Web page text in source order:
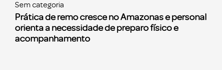
Sem categoria
Prática de remo cresce no Amazonas e personal
orienta a necessidade de preparo físico e
acompanhamento